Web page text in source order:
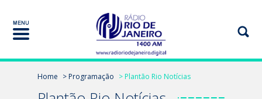
Home > Programação > Plantão Rio Notícias